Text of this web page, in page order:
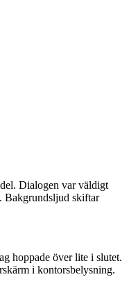
Dialogen var väldigt
Bakgrundsljud skiftar
hoppade över lite i slutet.
i kontorsbelysning.